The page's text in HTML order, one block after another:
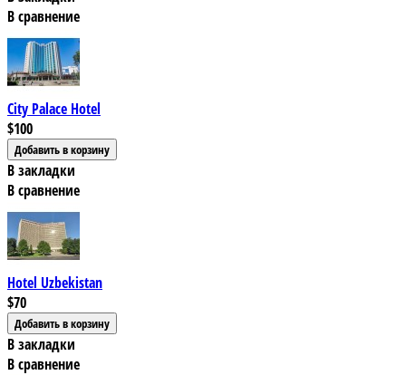
В сравнение
City Palace Hotel
$100
В закладки
В сравнение
Hotel Uzbekistan
$70
В закладки
В сравнение